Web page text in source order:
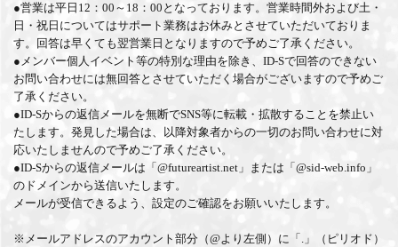
●営業は平日12：00～18：00となっております。営業時間外および土・
日・祝日についてはサポート業務はお休みとさせていただいておりま
す。回答は早くても翌営業日となりますので予めご了承ください。
●メンバー個人イベント等の特別な理由を除き、ID-Sで回答のできない
お問い合わせには無回答とさせていただく場合がございますので予めご
了承ください。
●ID-Sからの返信メールを無断でSNS等に転載・拡散することを禁止い
たします。発見した場合は、以降対象者からの一切のお問い合わせに対
応いたしませんので予めご了承ください。
●ID-Sからの返信メールは「@futureartist.net」または「@sid-web.info」
のドメインから送信いたします。
メールが受信できるよう、設定のご確認をお願いいたします。
※メールアドレスのアカウント部分（@より左側）に「.」（ピリオド）